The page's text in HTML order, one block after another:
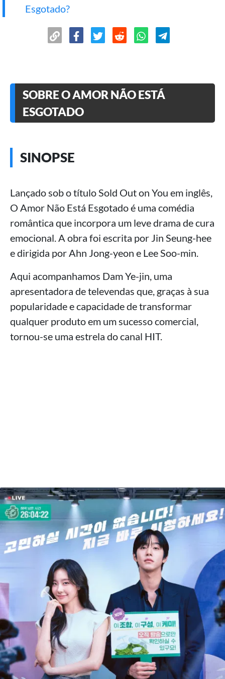
Esgotado?
SOBRE O AMOR NÃO ESTÁ
ESGOTADO
SINOPSE
Lançado sob o título Sold Out on You em inglês,
O Amor Não Está Esgotado é uma comédia
romântica que incorpora um leve drama de cura
emocional. A obra foi escrita por Jin Seung-hee
e dirigida por Ahn Jong-yeon e Lee Soo-min.
Aqui acompanhamos Dam Ye-jin, uma
apresentadora de televendas que, graças à sua
popularidade e capacidade de transformar
qualquer produto em um sucesso comercial,
tornou-se uma estrela do canal HIT.